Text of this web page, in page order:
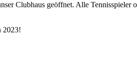
Clubhaus geöffnet. Alle Tennisspieler
2023!